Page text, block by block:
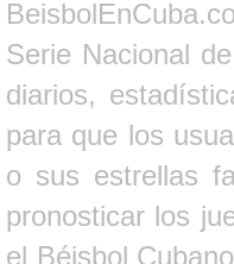
Serie Nacional
diarios,
para que los
o sus estrellas
pronosticar los
el Béisbol